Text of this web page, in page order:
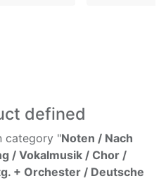
defined
category "Noten / Nach
/ Vokalmusik / Chor /
+ Orchester / Deutsche